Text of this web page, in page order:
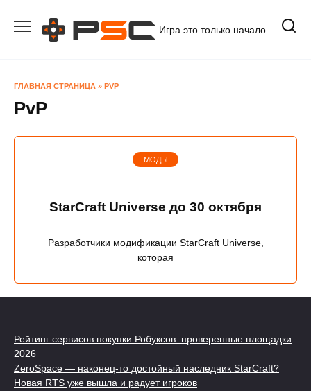
содержанию
Игра это только начало
ГЛАВНАЯ СТРАНИЦА » PVP
PvP
МОДЫ
StarCraft Universe до 30 октября
Разработчики модификации StarCraft Universe,
которая
Рейтинг сервисов покупки Робуксов: проверенные площадки
2026
ZeroSpace — наконец-то достойный наследник StarCraft?
Новая RTS уже вышла и радует игроков